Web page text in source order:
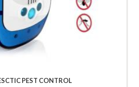
PEST CONTROL